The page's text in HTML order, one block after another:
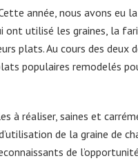
année, nous avons eu
ont utilisé les graines, la
plats. Au cours des deux
populaires remodelés
à réaliser, saines et
de la graine de
de